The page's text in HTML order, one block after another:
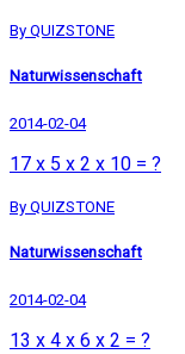
By QUIZSTONE
Naturwissenschaft
2014-02-04
17 x 5 x 2 x 10 = ?
By QUIZSTONE
Naturwissenschaft
2014-02-04
13 x 4 x 6 x 2 = ?